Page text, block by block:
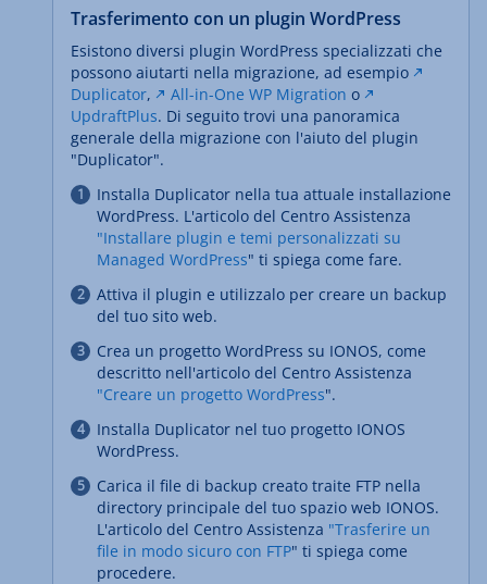
Trasferimento con un plugin WordPress
Esistono diversi plugin WordPress specializzati che
possono aiutarti nella migrazione, ad esempio
Duplicator, All-in-One WP Migration o
UpdraftPlus. Di seguito trovi una panoramica
generale della migrazione con l'aiuto del plugin
"Duplicator".
Installa Duplicator nella tua attuale installazione
WordPress. L'articolo del Centro Assistenza
"Installare plugin e temi personalizzati su
Managed WordPress" ti spiega come fare.
Attiva il plugin e utilizzalo per creare un backup
del tuo sito web.
Crea un progetto WordPress su IONOS, come
descritto nell'articolo del Centro Assistenza
"Creare un progetto WordPress".
Installa Duplicator nel tuo progetto IONOS
WordPress.
Carica il file di backup creato traite FTP nella
directory principale del tuo spazio web IONOS.
L'articolo del Centro Assistenza "Trasferire un
file in modo sicuro con FTP" ti spiega come
procedere.